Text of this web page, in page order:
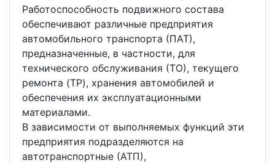
Работоспособность подвижного состава
обеспечивают различные предприятия
автомобильного транспорта (ПАТ),
предназначенные, в частности, для
технического обслуживания (ТО), текущего
ремонта (TP), хранения автомобилей и
обеспечения их эксплуатационными
материалами.
В зависимости от выполняемых функций эти
предприятия подразделяются на
автотранспортные (АТП),